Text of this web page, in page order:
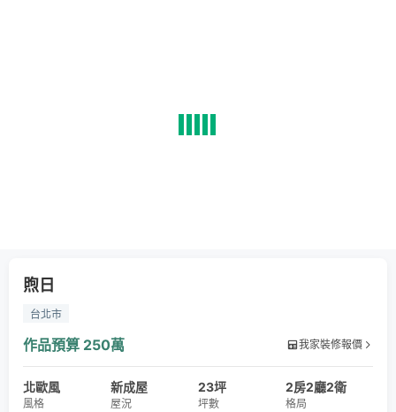
煦日
台北市
作品預算 250萬 我家裝修報價
北歐風
風格
新成屋
屋況
23坪
坪數
2房2廳2衛
格局